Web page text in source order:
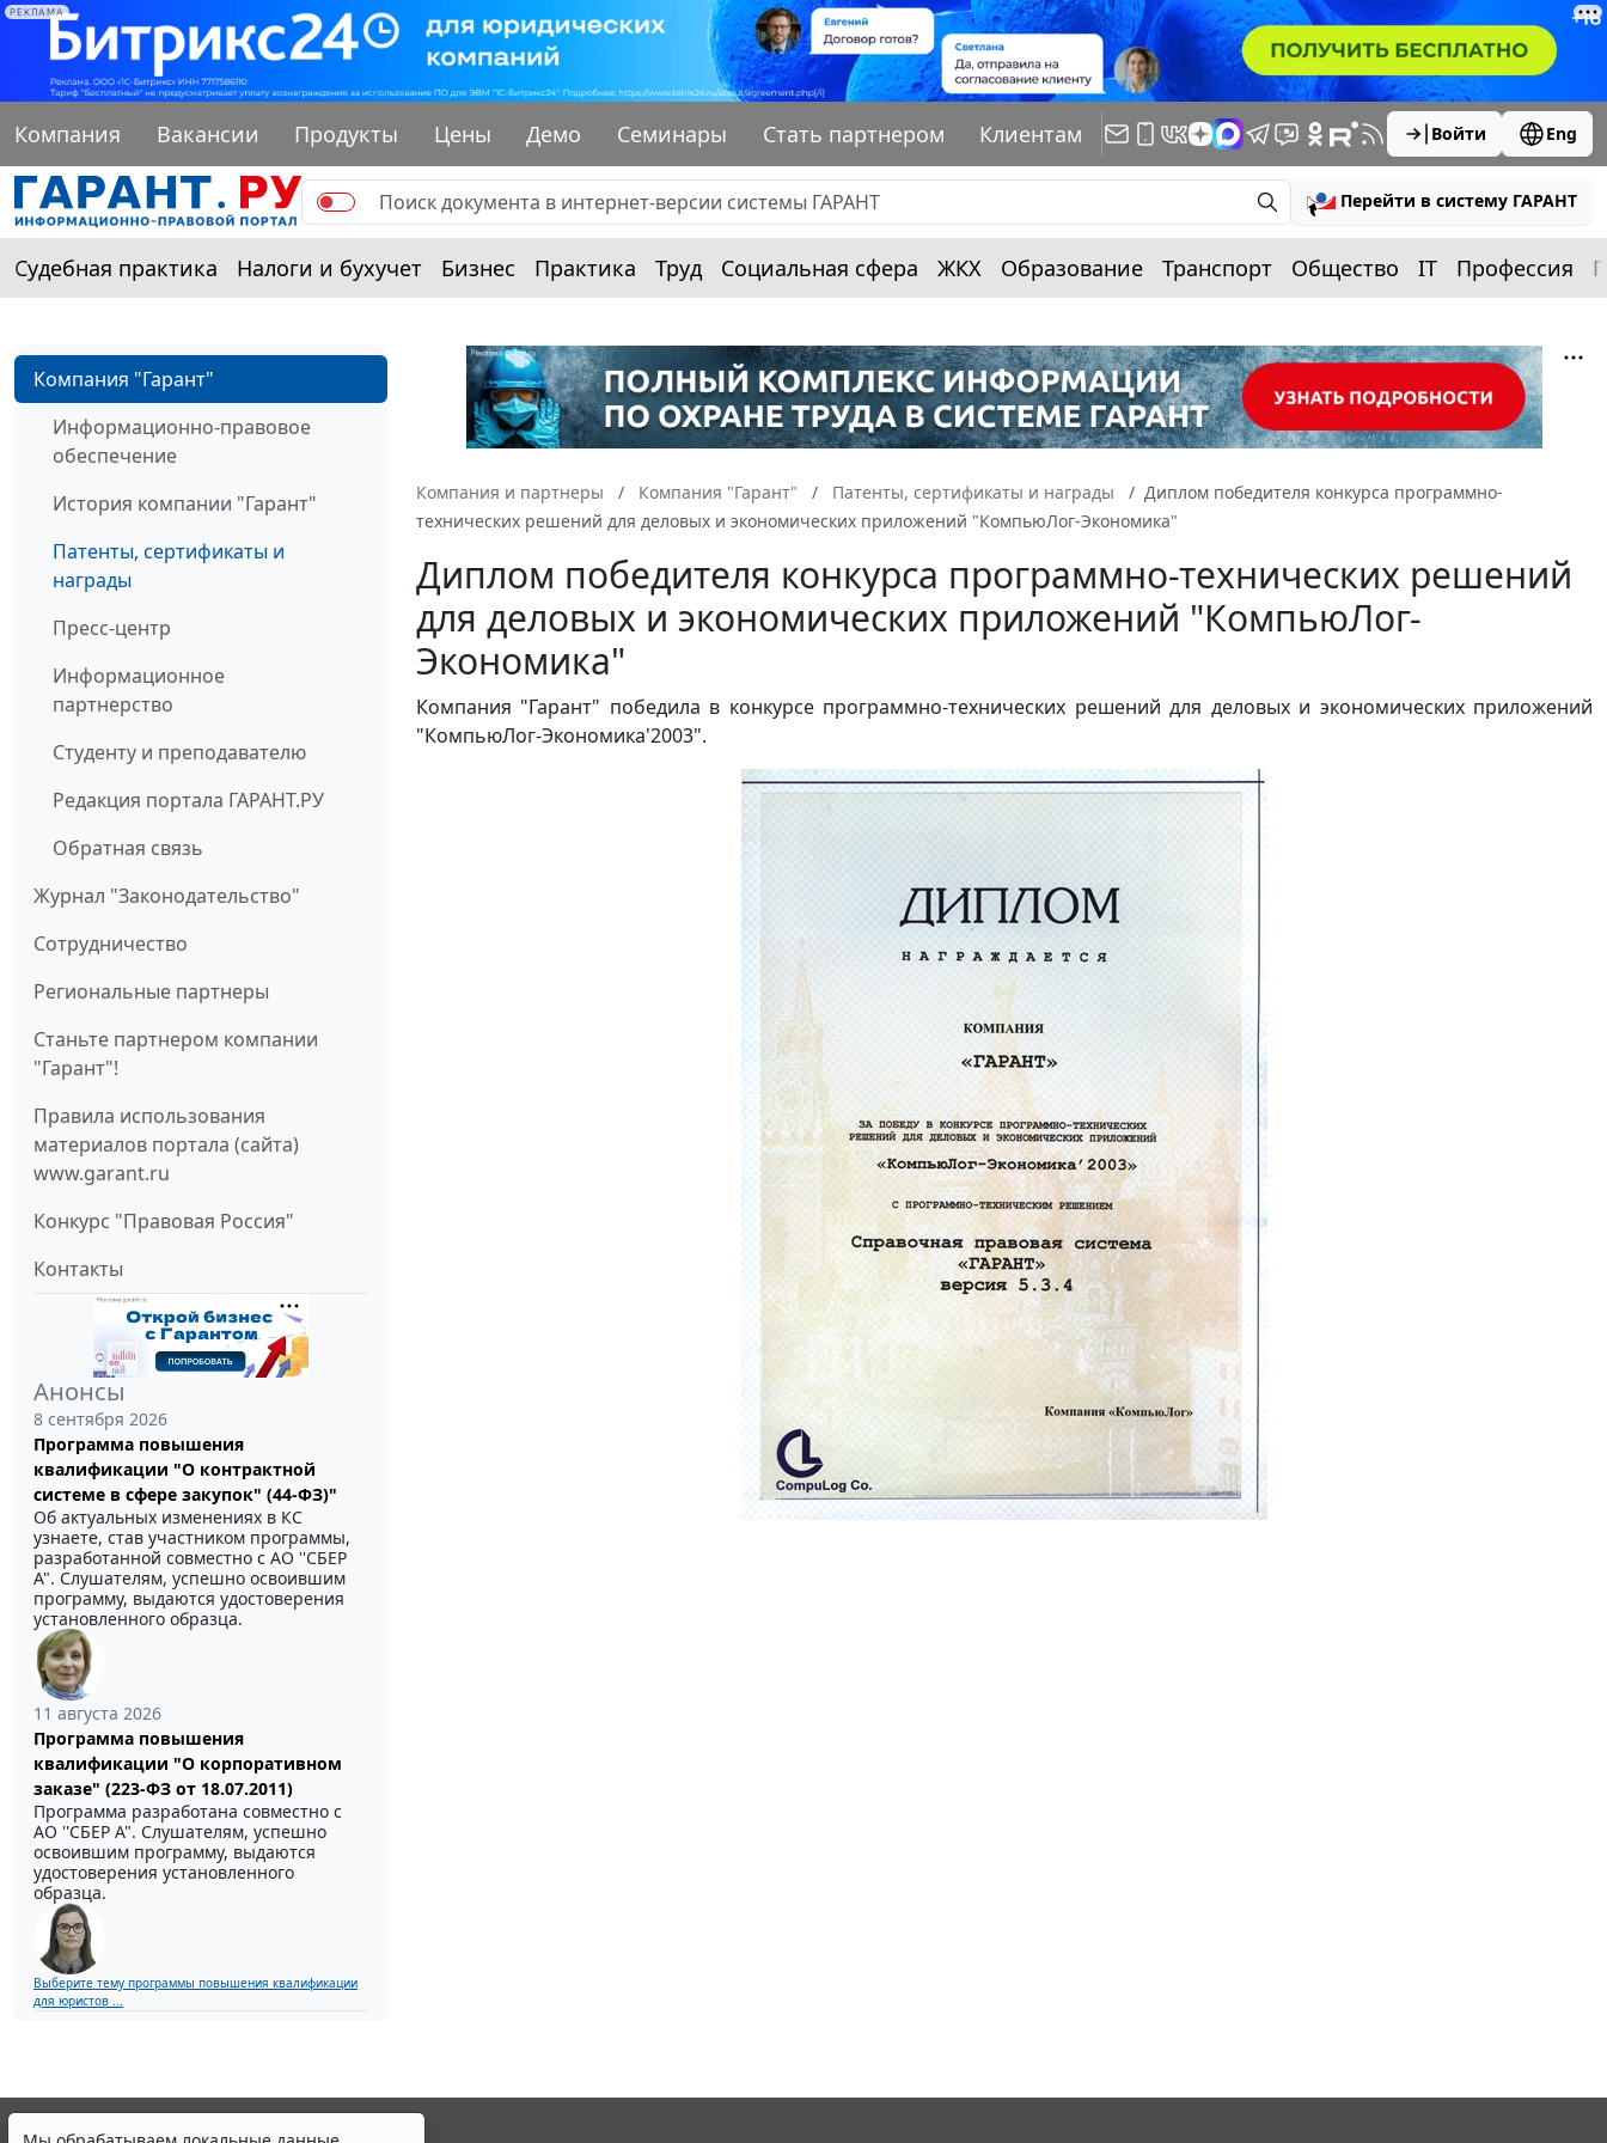
РЕКЛАМА
Компания Вакансии Продукты Цены Демо Семинары Стать партнером Клиентам Войти Eng
Перейти в систему ГАРАНТ
Судебная практика Налоги и бухучет Бизнес Практика Труд Социальная сфера ЖКХ Образование Транспорт Общество IT Профессия
Компания "Гарант"
Информационно-правовое
обеспечение
История компании "Гарант"
Патенты, сертификаты и
награды
Пресс-центр
Информационное
партнерство
Студенту и преподавателю
Редакция портала ГАРАНТ.РУ
Обратная связь
Журнал "Законодательство"
Cотрудничество
Региональные партнеры
Станьте партнером компании
"Гарант"!
Правила использования
материалов портала (сайта)
www.garant.ru
Конкурс "Правовая Россия"
Контакты
Анонсы
8 сентября 2026
Программа повышения
квалификации "О контрактной
системе в сфере закупок" (44-ФЗ)"
Об актуальных изменениях в КС
узнаете, став участником программы,
разработанной совместно с АО ''СБЕР
А". Слушателям, успешно освоившим
программу, выдаются удостоверения
установленного образца.
11 августа 2026
Программа повышения
квалификации "О корпоративном
заказе" (223-ФЗ от 18.07.2011)
Программа разработана совместно с
АО ''СБЕР А". Слушателям, успешно
освоившим программу, выдаются
удостоверения установленного
образца.
Выберите тему программы повышения квалификации
для юристов ...
Компания и партнеры Компания "Гарант" Патенты, сертификаты и награды
Диплом победителя конкурса программно-
технических решений для деловых и экономических приложений "КомпьюЛог-Экономика"
Диплом победителя конкурса программно-технических решений
для деловых и экономических приложений "КомпьюЛог-
Экономика"
Компания "Гарант" победила в конкурсе программно-технических решений для деловых и экономических приложений
"КомпьюЛог-Экономика'2003".